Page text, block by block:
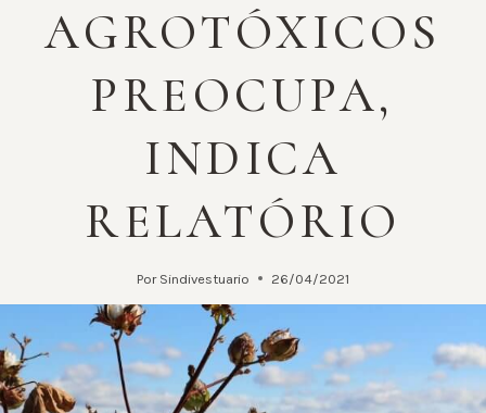
AGROTÓXICOS
PREOCUPA,
INDICA
RELATÓRIO
Por Sindivestuario 26/04/2021